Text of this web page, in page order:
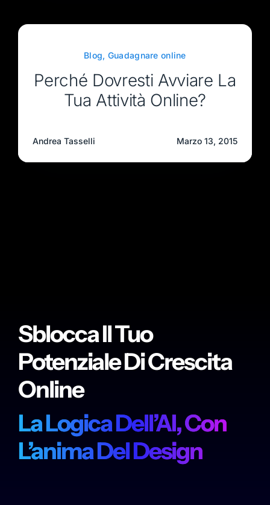
Blog, Guadagnare online
Perché Dovresti Avviare La
Tua Attività Online?
Andrea Tasselli Marzo 13, 2015
Sblocca Il Tuo
Potenziale Di Crescita
Online
La Logica Dell’AI, Con
L’anima Del Design